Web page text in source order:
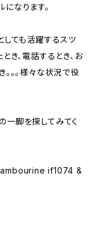
なります。
しても活躍するスツ
き、電話するとき、お
。。。様々な状況で役
一脚を探してみてく
if1074 &